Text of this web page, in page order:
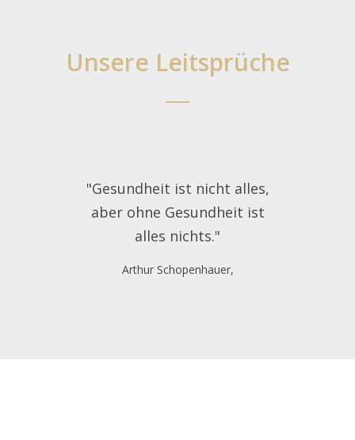
Unsere Leitsprüche
"Gesundheit ist nicht alles,
aber ohne Gesundheit ist
alles nichts."
Arthur Schopenhauer,